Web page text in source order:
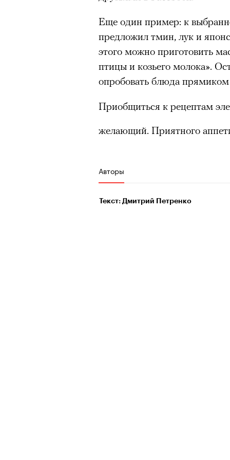
Еще один пример: к
предложил тмин, лук и
этого можно приготовить
птицы и козьего молока».
опробовать блюда прямиком
Приобщиться к рецептам
желающий. Приятного
Авторы
Текст: Дмитрий Петренко
очнувшийся Нур) точно не
обострения мигрантского
точно не
дни